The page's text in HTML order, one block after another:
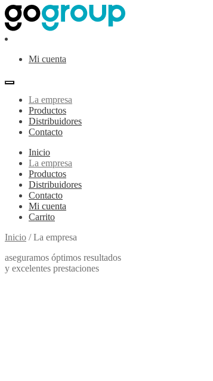
Ir
a
la
navegación
Ir
al
contenido
Mi cuenta
La empresa
Productos
Distribuidores
Contacto
Inicio
La empresa
Productos
Distribuidores
Contacto
Mi cuenta
Carrito
Inicio /La empresa
aseguramos óptimos resultados
y excelentes prestaciones